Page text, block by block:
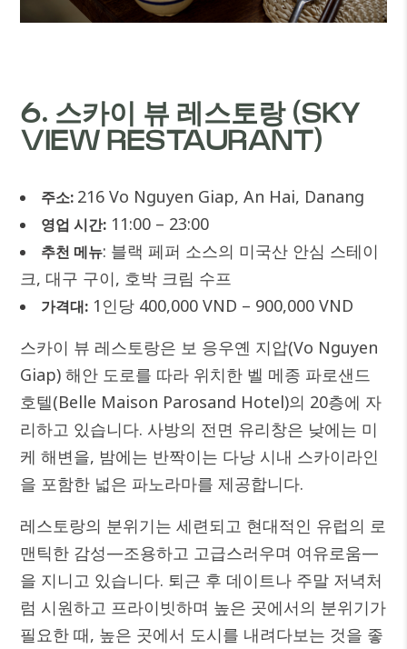
6. 스카이 뷰 레스토랑 (SKY
VIEW RESTAURANT)
주소: 216 Vo Nguyen Giap, An Hai, Danang
영업 시간: 11:00 – 23:00
추천 메뉴: 블랙 페퍼 소스의 미국산 안심 스테이
크, 대구 구이, 호박 크림 수프
가격대: 1인당 400,000 VND – 900,000 VND
스카이 뷰 레스토랑은 보 응우옌 지압(Vo Nguyen
Giap) 해안 도로를 따라 위치한 벨 메종 파로샌드
호텔(Belle Maison Parosand Hotel)의 20층에 자
리하고 있습니다. 사방의 전면 유리창은 낮에는 미
케 해변을, 밤에는 반짝이는 다낭 시내 스카이라인
을 포함한 넓은 파노라마를 제공합니다.
레스토랑의 분위기는 세련되고 현대적인 유럽의 로
맨틱한 감성—조용하고 고급스러우며 여유로움—
을 지니고 있습니다. 퇴근 후 데이트나 주말 저녁처
럼 시원하고 프라이빗하며 높은 곳에서의 분위기가
필요한 때, 높은 곳에서 도시를 내려다보는 것을 좋